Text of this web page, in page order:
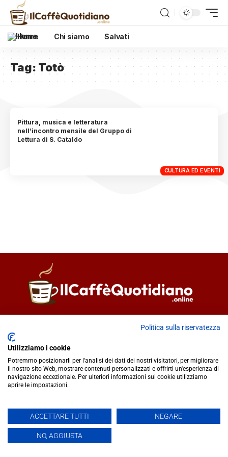
Home Chi siamo Salvati
Tag: Totò
CULTURA ED EVENTI
Pittura, musica e letteratura
nell’incontro mensile del Gruppo di
Lettura di S. Cataldo
redazione@ilcaffequotidiano.online
C.F. 92076900858
Chi siamo
Privacy & Cookie Policy
IlCaffèQuotidiano.online è una testata giornalistica registrata
presso il Tribunale di Caltanissetta n.02/2024 del 17/07/2024 |
Realizzato da
Politica sulla riservatezza
Utilizziamo i cookie
Potremmo posizionarli per l'analisi dei dati dei nostri visitatori, per migliorare
il nostro sito Web, mostrare contenuti personalizzati e offrirti un'esperienza di
navigazione eccezionale. Per ulteriori informazioni sui cookie utilizziamo
aprire le impostazioni.
ACCETTARE TUTTI NEGARE
NO, AGGIUSTA